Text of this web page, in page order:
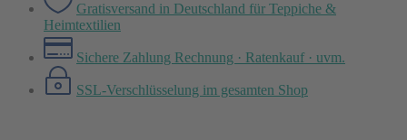
Gratisversand in Deutschland für Teppiche &
Heimtextilien
Sichere Zahlung Rechnung · Ratenkauf · uvm.
SSL-Verschlüsselung im gesamten Shop